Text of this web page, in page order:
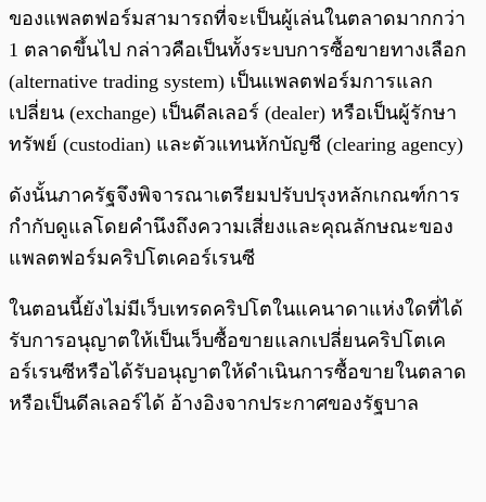
ของแพลตฟอร์มสามารถที่จะเป็นผู้เล่นในตลาดมากกว่า
1 ตลาดขึ้นไป กล่าวคือเป็นทั้งระบบการซื้อขายทางเลือก
(alternative trading system) เป็นแพลตฟอร์มการแลก
เปลี่ยน (exchange) เป็นดีลเลอร์ (dealer) หรือเป็นผู้รักษา
ทรัพย์ (custodian) และตัวแทนหักบัญชี (clearing agency)
ดังนั้นภาครัฐจึงพิจารณาเตรียมปรับปรุงหลักเกณฑ์การ
กำกับดูแลโดยคำนึงถึงความเสี่ยงและคุณลักษณะของ
แพลตฟอร์มคริปโตเคอร์เรนซี
ในตอนนี้ยังไม่มีเว็บเทรดคริปโตในแคนาดาแห่งใดที่ได้
รับการอนุญาตให้เป็นเว็บซื้อขายแลกเปลี่ยนคริปโตเค
อร์เรนซีหรือได้รับอนุญาตให้ดำเนินการซื้อขายในตลาด
หรือเป็นดีลเลอร์ได้ อ้างอิงจากประกาศของรัฐบาล